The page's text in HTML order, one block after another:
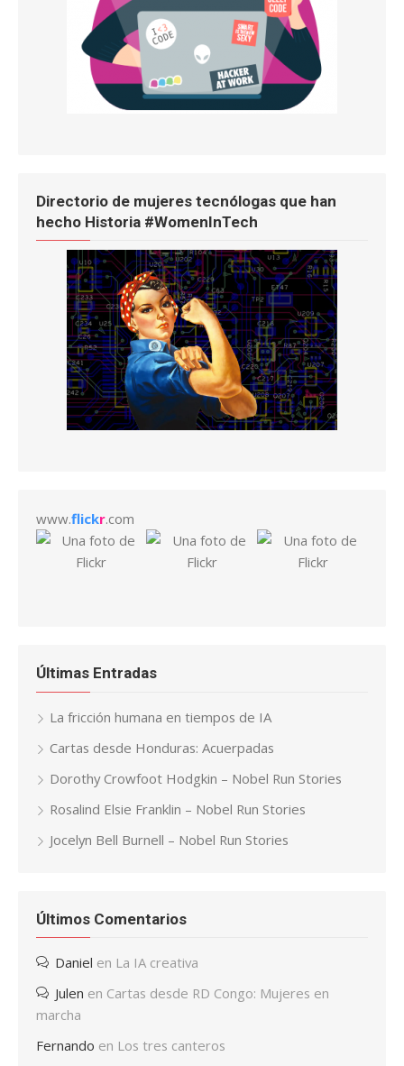
Directorio de mujeres tecnólogas que han
hecho Historia #WomenInTech
www.flickr.com
Últimas Entradas
La fricción humana en tiempos de IA
Cartas desde Honduras: Acuerpadas
Dorothy Crowfoot Hodgkin – Nobel Run Stories
Rosalind Elsie Franklin – Nobel Run Stories
Jocelyn Bell Burnell – Nobel Run Stories
Últimos Comentarios
Daniel en La IA creativa
Julen en Cartas desde RD Congo: Mujeres en
marcha
Fernando en Los tres canteros